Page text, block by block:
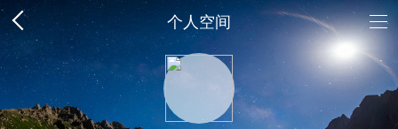
个人空间